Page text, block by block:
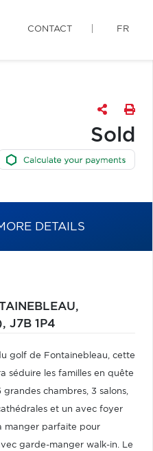
CONTACT FR
Sold
DETAILS
J7B 1P4
golf de Fontainebleau, cette
séduire les familles en quête
chambres, 3 salons,
et un avec foyer
manger parfaite pour
garde-manger walk-in. Le